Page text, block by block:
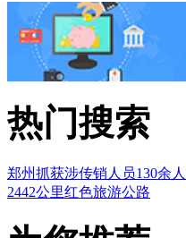
热门搜索
郑州抓获涉传销人员130余人
2442公里红色旅游公路